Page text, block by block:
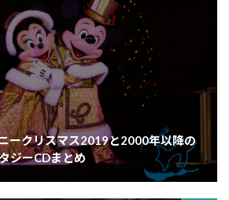
ークリスマス2019と2000年以降の
ジーCDまとめ